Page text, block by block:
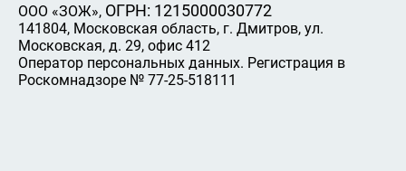
ООО «ЗОЖ», ОГРН: 1215000030772
141804, Московская область, г. Дмитров, ул.
Московская, д. 29, офис 412
Оператор персональных данных. Регистрация в
Роскомнадзоре № 77-25-518111